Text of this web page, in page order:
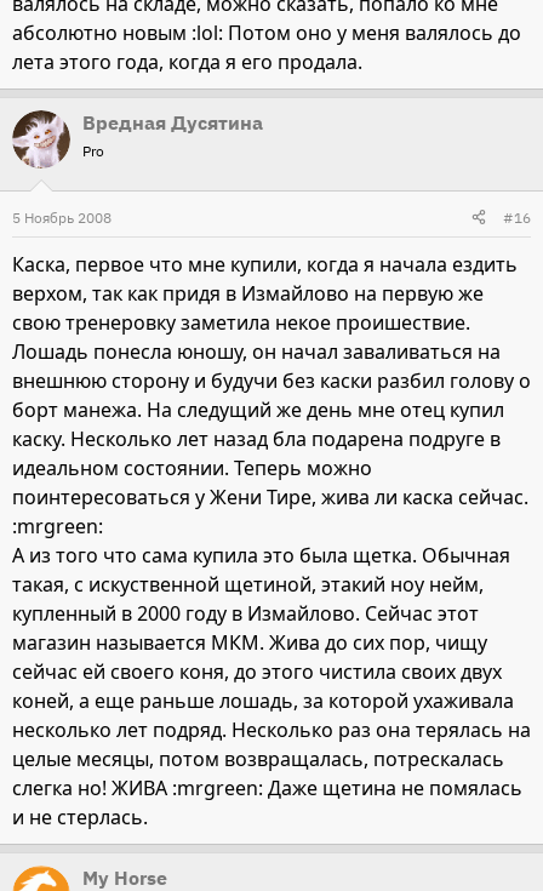
абсолютно новым :lol: Потом оно у меня валялось до
лета этого года, когда я его продала.
Вредная Дусятина
Pro
5 Ноябрь 2008 #16
Каска, первое что мне купили, когда я начала ездить
верхом, так как придя в Измайлово на первую же
свою тренеровку заметила некое проишествие.
Лошадь понесла юношу, он начал заваливаться на
внешнюю сторону и будучи без каски разбил голову о
борт манежа. На следущий же день мне отец купил
каску. Несколько лет назад бла подарена подруге в
идеальном состоянии. Теперь можно
поинтересоваться у Жени Тире, жива ли каска сейчас.
:mrgreen:
А из того что сама купила это была щетка. Обычная
такая, с искуственной щетиной, этакий ноу нейм,
купленный в 2000 году в Измайлово. Сейчас этот
магазин называется МКМ. Жива до сих пор, чищу
сейчас ей своего коня, до этого чистила своих двух
коней, а еще раньше лошадь, за которой ухаживала
несколько лет подряд. Несколько раз она терялась на
целые месяцы, потом возвращалась, потрескалась
слегка но! ЖИВА :mrgreen: Даже щетина не помялась
и не стерлась.
My Horse